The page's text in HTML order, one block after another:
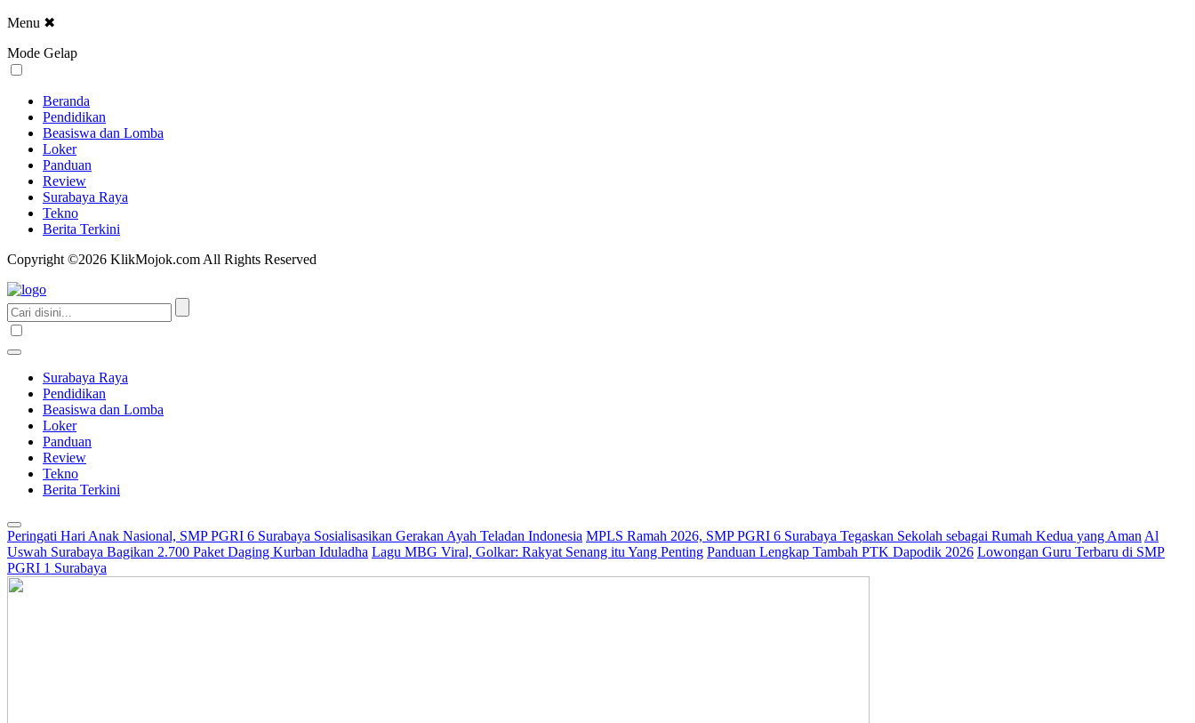
Menu ✖
Mode Gelap
Beranda
Pendidikan
Beasiswa dan Lomba
Loker
Panduan
Review
Surabaya Raya
Tekno
Berita Terkini
Copyright ©2026 KlikMojok.com All Rights Reserved
Surabaya Raya
Pendidikan
Beasiswa dan Lomba
Loker
Panduan
Review
Tekno
Berita Terkini
Peringati Hari Anak Nasional, SMP PGRI 6 Surabaya Sosialisasikan Gerakan Ayah Teladan Indonesia MPLS Ramah 2026, SMP PGRI 6 Surabaya Tegaskan Sekolah sebagai Rumah Kedua yang Aman Al
Uswah Surabaya Bagikan 2.700 Paket Daging Kurban Iduladha Lagu MBG Viral, Golkar: Rakyat Senang itu Yang Penting Panduan Lengkap Tambah PTK Dapodik 2026 Lowongan Guru Terbaru di SMP
PGRI 1 Surabaya